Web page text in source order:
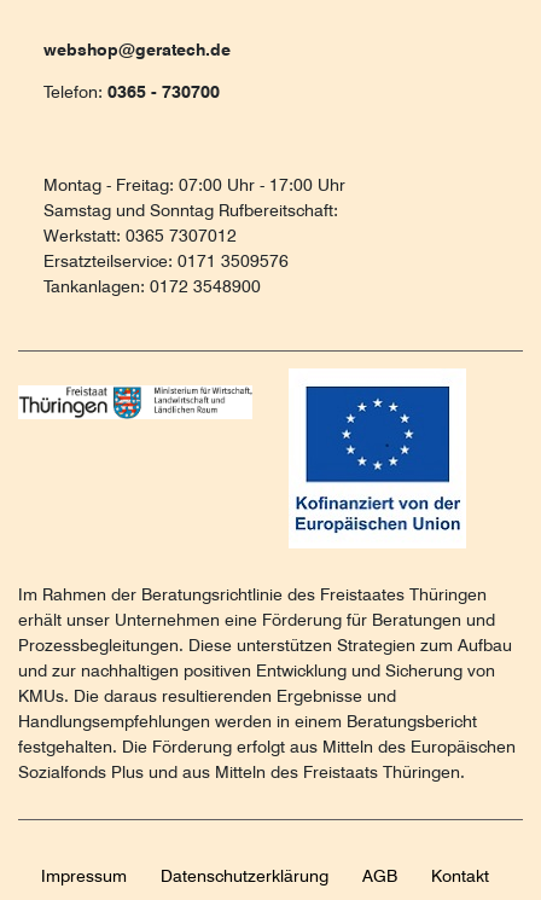
webshop@geratech.de
Telefon: 0365 - 730700
Montag - Freitag: 07:00 Uhr - 17:00 Uhr
Samstag und Sonntag Rufbereitschaft:
Werkstatt: 0365 7307012
Ersatzteilservice: 0171 3509576
Tankanlagen: 0172 3548900
Im Rahmen der Beratungsrichtlinie des Freistaates Thüringen
erhält unser Unternehmen eine Förderung für Beratungen und
Prozessbegleitungen. Diese unterstützen Strategien zum Aufbau
und zur nachhaltigen positiven Entwicklung und Sicherung von
KMUs. Die daraus resultierenden Ergebnisse und
Handlungsempfehlungen werden in einem Beratungsbericht
festgehalten. Die Förderung erfolgt aus Mitteln des Europäischen
Sozialfonds Plus und aus Mitteln des Freistaats Thüringen.
Impressum Daten­schutz­erklärung AGB Kontakt